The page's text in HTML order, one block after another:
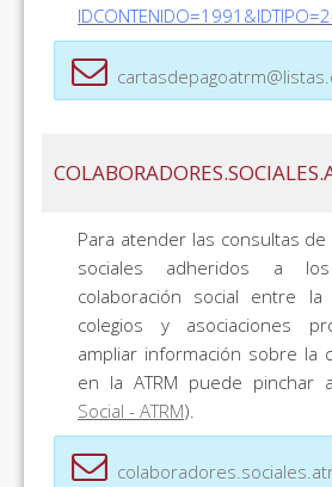
Para atender las consultas
sociales adheridos a
colaboración social entre la
colegios y asociaciones
ampliar información sobre la
en la ATRM puede pinchar
Social - ATRM).